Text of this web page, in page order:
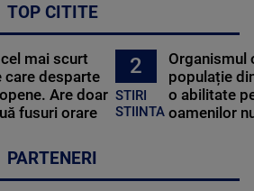
TOP CITITE
mai scurt
care desparte
Are doar
fusuri orare
2
STIRI
STIINTA
Organismul
populație
o abilitate
oamenilor
PARTENERI